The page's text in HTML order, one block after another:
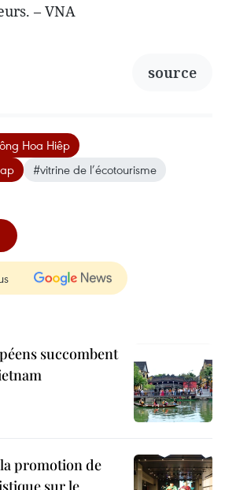
– VNA
source
Hoa Hiêp
#vitrine de l’écotourisme
succombent
promotion de
sur le